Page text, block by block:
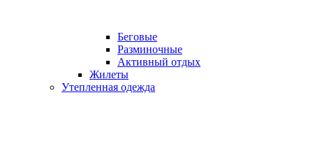
Беговые
Разминочные
Активный отдых
Жилеты
Утепленная одежда